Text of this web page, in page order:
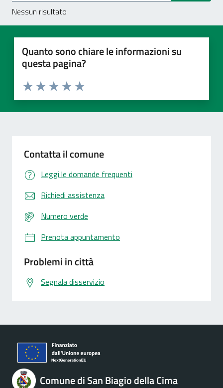
Nessun risultato
Quanto sono chiare le informazioni su
questa pagina?
Valuta 5 stelle su 5
Valuta 4 stelle su 5
Valuta 3 stelle su 5
Valuta 2 stelle su 5
Valuta 1 stelle su 5
Contatta il comune
Leggi le domande frequenti
Richiedi assistenza
Numero verde
Prenota appuntamento
Problemi in città
Segnala disservizio
Comune di San Biagio della Cima